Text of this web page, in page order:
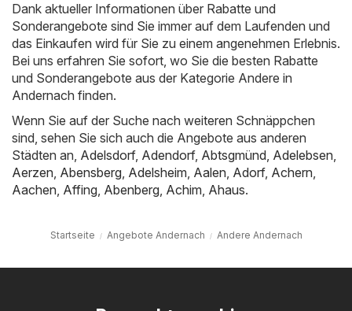
Dank aktueller Informationen über Rabatte und
Sonderangebote sind Sie immer auf dem Laufenden und
das Einkaufen wird für Sie zu einem angenehmen Erlebnis.
Bei uns erfahren Sie sofort, wo Sie die besten Rabatte
und Sonderangebote aus der Kategorie Andere in
Andernach finden.
Wenn Sie auf der Suche nach weiteren Schnäppchen
sind, sehen Sie sich auch die Angebote aus anderen
Städten an, Adelsdorf, Adendorf, Abtsgmünd, Adelebsen,
Aerzen, Abensberg, Adelsheim, Aalen, Adorf, Achern,
Aachen, Affing, Abenberg, Achim, Ahaus.
Startseite Angebote Andernach Andere Andernach